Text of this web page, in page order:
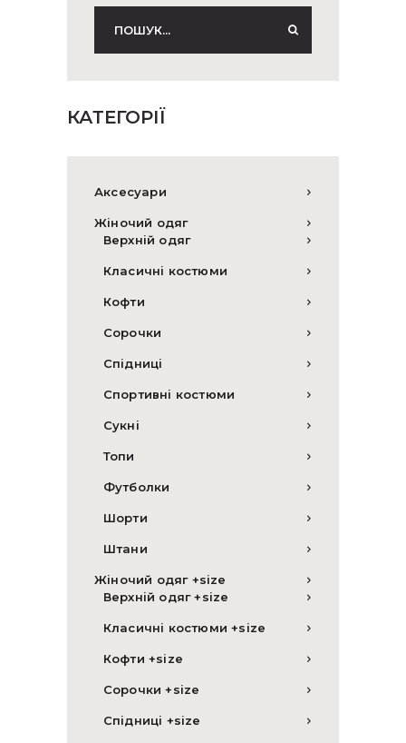
КАТЕГОРІЇ
Аксесуари
Жіночий одяг
Верхній одяг
Класичні костюми
Кофти
Сорочки
Спідниці
Спортивні костюми
Сукні
Топи
Футболки
Шорти
Штани
Жіночий одяг +size
Верхній одяг +size
Класичні костюми +size
Кофти +size
Сорочки +size
Спідниці +size